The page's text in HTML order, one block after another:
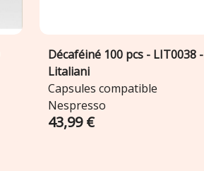
Ajouter au panier
Décaféiné 100 pcs - LIT0038 -
Litaliani
Capsules compatible
Nespresso
43,99 €